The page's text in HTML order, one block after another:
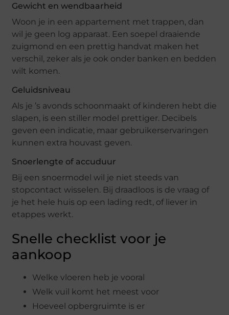
Gewicht en wendbaarheid
Woon je in een appartement met trappen, dan
wil je geen log apparaat. Een soepel draaiende
zuigmond en een prettig handvat maken het
verschil, zeker als je ook onder banken en bedden
wilt komen.
Geluidsniveau
Als je ’s avonds schoonmaakt of kinderen hebt die
slapen, is een stiller model prettiger. Decibels
geven een indicatie, maar gebruikerservaringen
kunnen extra houvast geven.
Snoerlengte of accuduur
Bij een snoermodel wil je niet steeds van
stopcontact wisselen. Bij draadloos is de vraag of
je het hele huis op een lading redt, of liever in
etappes werkt.
Snelle checklist voor je
aankoop
Welke vloeren heb je vooral
Welk vuil komt het meest voor
Hoeveel opbergruimte is er